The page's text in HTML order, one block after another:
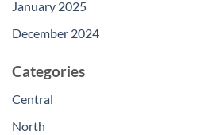
January 2025
December 2024
Categories
Central
North